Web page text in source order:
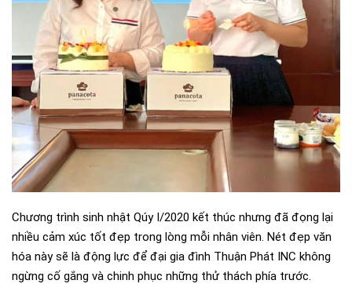
Chương trình sinh nhật Qúy I/2020 kết thúc nhưng đã đọng lại
nhiều cảm xúc tốt đẹp trong lòng mỗi nhân viên. Nét đẹp văn
hóa này sẽ là động lực để đại gia đình Thuận Phát INC không
ngừng cố gắng và chinh phục những thử thách phía trước.